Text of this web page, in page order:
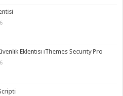
Eklentisi iThemes Security Pro